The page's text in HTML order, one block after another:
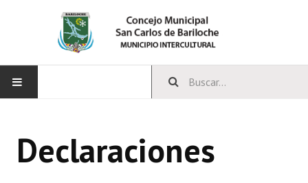
CONCEJO
Declaraciones